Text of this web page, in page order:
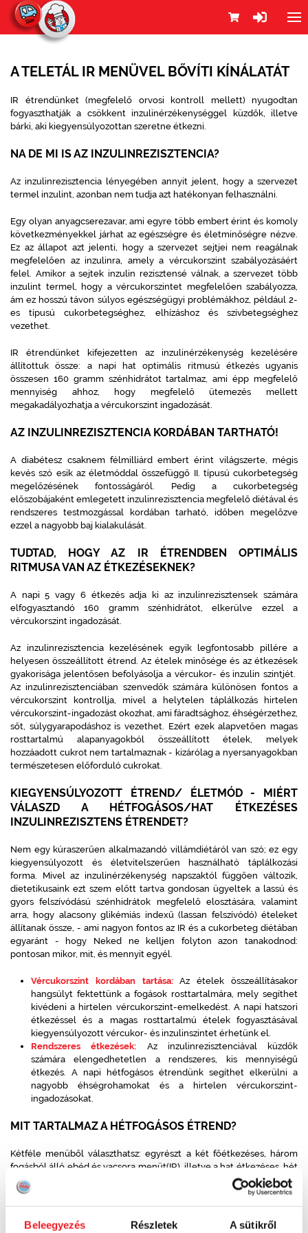
Beleegyezés Részletek A sütikről
A TELETÁL IR MENÜVEL BŐVÍTI KÍNÁLATÁT
IR étrendünket (megfelelő orvosi kontroll mellett) nyugodtan
fogyaszthatják a csökkent inzulinérzékenységgel küzdők, illetve
bárki, aki kiegyensúlyozottan szeretne étkezni.
NA DE MI IS AZ INZULINREZISZTENCIA?
Az inzulinrezisztencia lényegében annyit jelent, hogy a szervezet
termel inzulint, azonban nem tudja azt hatékonyan felhasználni.
Egy olyan anyagcserezavar, ami egyre több embert érint és komoly
következményekkel járhat az egészségre és életminőségre nézve.
Ez az állapot azt jelenti, hogy a szervezet sejtjei nem reagálnak
megfelelően az inzulinra, amely a vércukorszint szabályozásáért
felel. Amikor a sejtek inzulin rezisztensé válnak, a szervezet több
inzulint termel, hogy a vércukorszintet megfelelően szabályozza,
ám ez hosszú távon súlyos egészségügyi problémákhoz, például 2-
es típusú cukorbetegséghez, elhízáshoz és szívbetegséghez
vezethet.
IR étrendünket kifejezetten az inzulinérzékenység kezelésére
állítottuk össze: a napi hat optimális ritmusú étkezés ugyanis
összesen 160 gramm szénhidrátot tartalmaz, ami épp megfelelő
mennyiség ahhoz, hogy megfelelő ütemezés mellett
megakadályozhatja a vércukorszint ingadozását.
AZ INZULINREZISZTENCIA KORDÁBAN TARTHATÓ!
A diabétesz csaknem félmilliárd embert érint világszerte, mégis
kevés szó esik az életmóddal összefüggő II. típusú cukorbetegség
megelőzésének fontosságáról. Pedig a cukorbetegség
előszobájaként emlegetett inzulinrezisztencia megfelelő diétával és
rendszeres testmozgással kordában tarható, időben megelőzve
ezzel a nagyobb baj kialakulását.
TUDTAD, HOGY AZ IR ÉTRENDBEN OPTIMÁLIS
RITMUSA VAN AZ ÉTKEZÉSEKNEK?
A napi 5 vagy 6 étkezés adja ki az inzulinrezisztensek számára
elfogyasztandó 160 gramm szénhidrátot, elkerülve ezzel a
vércukorszint ingadozását.
Az inzulinrezisztencia kezelésének egyik legfontosabb pillére a
helyesen összeállított étrend. Az ételek minősége és az étkezések
gyakorisága jelentősen befolyásolja a vércukor- és inzulin szintjét.
Az inzulinrezisztenciában szenvedők számára különösen fontos a
vércukorszint kontrollja, mivel a helytelen táplálkozás hirtelen
vércukorszint-ingadozást okozhat, ami fáradtsághoz, éhségérzethez,
sőt, súlygyarapodáshoz is vezethet. Ezért ezek alapvetően magas
rosttartalmú alapanyagokból összeállított ételek, melyek
hozzáadott cukrot nem tartalmaznak - kizárólag a nyersanyagokban
természetesen előforduló cukrokat.
KIEGYENSÚLYOZOTT ÉTREND/ ÉLETMÓD - MIÉRT
VÁLASZD A HÉTFOGÁSOS/HAT ÉTKEZÉSES
INZULINREZISZTENS ÉTRENDET?
Nem egy kúraszerűen alkalmazandó villámdiétáról van szó; ez egy
kiegyensúlyozott és életvitelszerűen használható táplálkozási
forma. Mivel az inzulinérzékenység napszaktól függően változik,
dietetikusaink ezt szem előtt tartva gondosan ügyeltek a lassú és
gyors felszívódású szénhidrátok megfelelő elosztására, valamint
arra, hogy alacsony glikémiás indexű (lassan felszívódó) ételeket
állítanak össze, - ami nagyon fontos az IR és a cukorbeteg diétában
egyaránt - hogy Neked ne kelljen folyton azon tanakodnod:
pontosan mikor, mit, és mennyit egyél.
Vércukorszint kordában tartása:Az ételek összeállításakor
hangsúlyt fektettünk a fogások rosttartalmára, mely segíthet
kivédeni a hirtelen vércukorszint-emelkedést. A napi hatszori
étkezéssel és a magas rosttartalmú ételek fogyasztásával
kiegyensúlyozott vércukor- és inzulinszintet érhetünk el.
Rendszeres étkezések: Az inzulinrezisztenciával küzdők
számára elengedhetetlen a rendszeres, kis mennyiségű
étkezés. A napi hétfogásos étrendünk segíthet elkerülni a
nagyobb éhségrohamokat és a hirtelen vércukorszint-
ingadozásokat.
MIT TARTALMAZ A HÉTFOGÁSOS ÉTREND?
Kétféle menüből választhatsz: egyrészt a két főétkezéses, három
fogásból álló ebéd és vacsora menüt(IR), illetve a hat étkezéses, hét
fogásos (IRN) napi menüt.
Reggeli (másnapra)- Teljes kiőrlésű gabonatermékekkel
készülő napindító fogás.